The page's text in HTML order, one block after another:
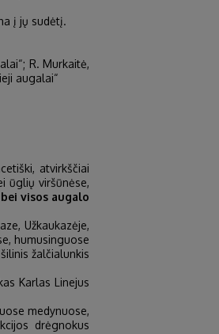
į jų sudėtį.
R. Murkaitė,
augalai“
atvirkščiai
ūglių viršūnėse,
visos augalo
Užkaukazėje,
humusinguose
žalčialunkis
Karlas Linejus
medynuose,
drėgnokus